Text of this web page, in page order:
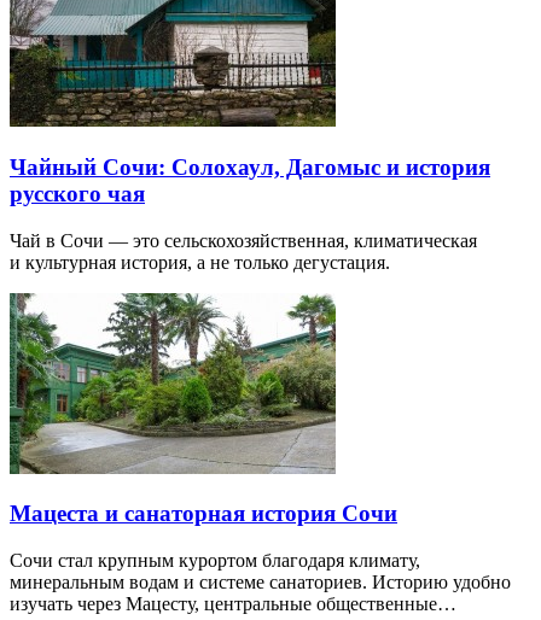
Чайный Сочи: Солохаул, Дагомыс и история
русского чая
Чай в Сочи — это сельскохозяйственная, климатическая
и культурная история, а не только дегустация.
Мацеста и санаторная история Сочи
Сочи стал крупным курортом благодаря климату,
минеральным водам и системе санаториев. Историю удобно
изучать через Мацесту, центральные общественные…